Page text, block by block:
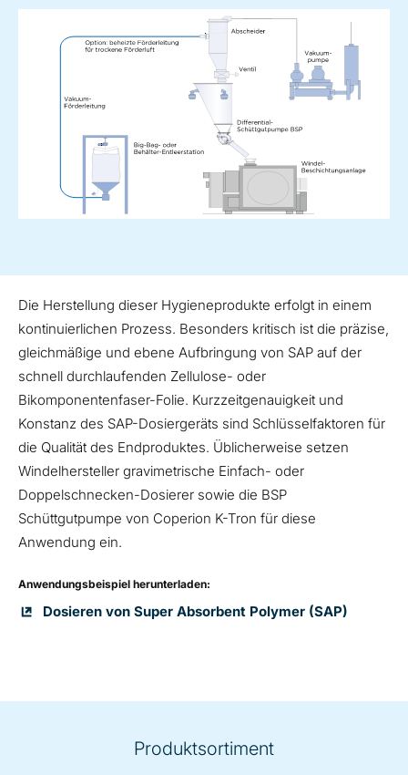
Die Herstellung dieser Hygieneprodukte erfolgt in einem
kontinuierlichen Prozess. Besonders kritisch ist die präzise,
gleichmäßige und ebene Aufbringung von SAP auf der
schnell durchlaufenden Zellulose- oder
Bikomponentenfaser-Folie. Kurzzeitgenauigkeit und
Konstanz des SAP-Dosiergeräts sind Schlüsselfaktoren für
die Qualität des Endproduktes. Üblicherweise setzen
Windelhersteller gravimetrische Einfach- oder
Doppelschnecken-Dosierer sowie die BSP
Schüttgutpumpe von Coperion K-Tron für diese
Anwendung ein.
Anwendungsbeispiel herunterladen:
Dosieren von Super Absorbent Polymer (SAP)
Produktsortiment